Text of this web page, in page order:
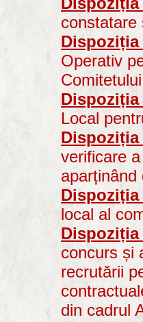
constatare
Dispoziția
Operativ
Dispoziția
Local
Dispoziția
verificare
aparținând
Dispoziția
local al
Dispoziția
concurs și
recrutării
din cadrul